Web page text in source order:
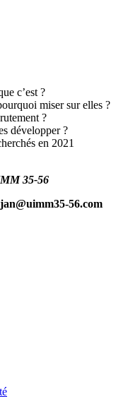
c’est ?
miser sur elles ?
?
développer ?
en 2021
35-56
56.com